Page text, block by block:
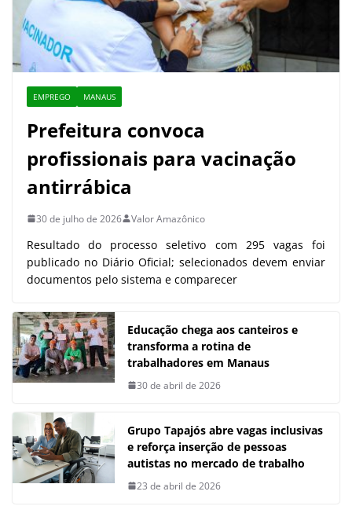
EMPREGO MANAUS
Prefeitura convoca
profissionais para vacinação
antirrábica
30 de julho de 2026 Valor Amazônico
Resultado do processo seletivo com 295 vagas foi
publicado no Diário Oficial; selecionados devem enviar
documentos pelo sistema e comparecer
Educação chega aos canteiros e
transforma a rotina de
trabalhadores em Manaus
30 de abril de 2026
Grupo Tapajós abre vagas inclusivas
e reforça inserção de pessoas
autistas no mercado de trabalho
23 de abril de 2026